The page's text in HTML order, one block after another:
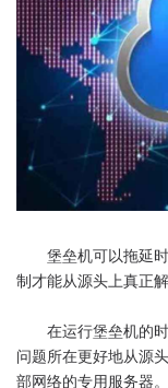
堡垒机可以拖延时
制才能从源头上真正解
在运行堡垒机的时
问题所在更好地从源
部网络的专用服务器